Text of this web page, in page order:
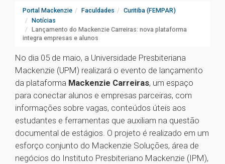
Portal Mackenzie Faculdades
Curitiba (FEMPAR)
Notícias
Lançamento do Mackenzie Carreiras: nova plataforma
integra empresas e alunos
No dia 05 de maio, a Universidade Presbiteriana
Mackenzie (UPM) realizará o evento de lançamento
da plataforma Mackenzie Carreiras, um espaço
para conectar alunos e empresas parceiras, com
informações sobre vagas, conteúdos úteis aos
estudantes e ferramentas que auxiliam na questão
documental de estágios. O projeto é realizado em um
esforço conjunto do Mackenzie Soluções, área de
negócios do Instituto Presbiteriano Mackenzie (IPM),